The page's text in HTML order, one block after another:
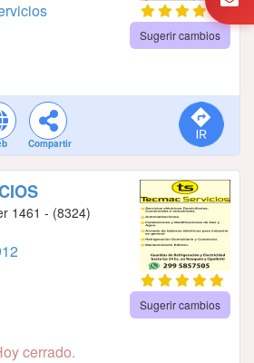
Sugerir cambios
Compartir
1461 - (8324)
Sugerir cambios
cerrado.